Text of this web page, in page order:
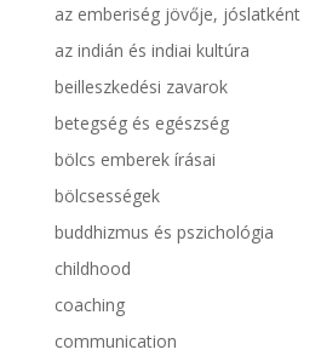
az emberiség jövője, jóslatként
az indián és indiai kultúra
beilleszkedési zavarok
betegség és egészség
bölcs emberek írásai
bölcsességek
buddhizmus és pszichológia
childhood
coaching
communication